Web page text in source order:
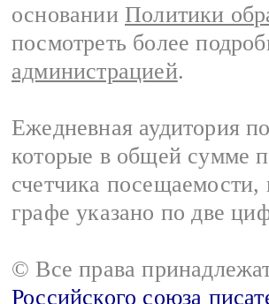
основании Политики
посмотреть более
администрацией.
Ежедневная аудитория
которые в общей сумме
счетчика посещаемости,
графе указано по две
© Все права
Российского союза